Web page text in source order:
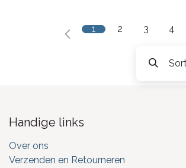
1 2 3 4
Handige links
Over ons
Verzenden en Retourneren